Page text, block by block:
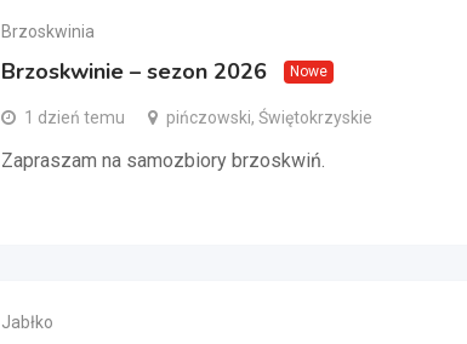
Brzoskwinia
Brzoskwinie – sezon 2026 Nowe
1 dzień temu pińczowski, Świętokrzyskie
Zapraszam na samozbiory brzoskwiń.
Jabłko